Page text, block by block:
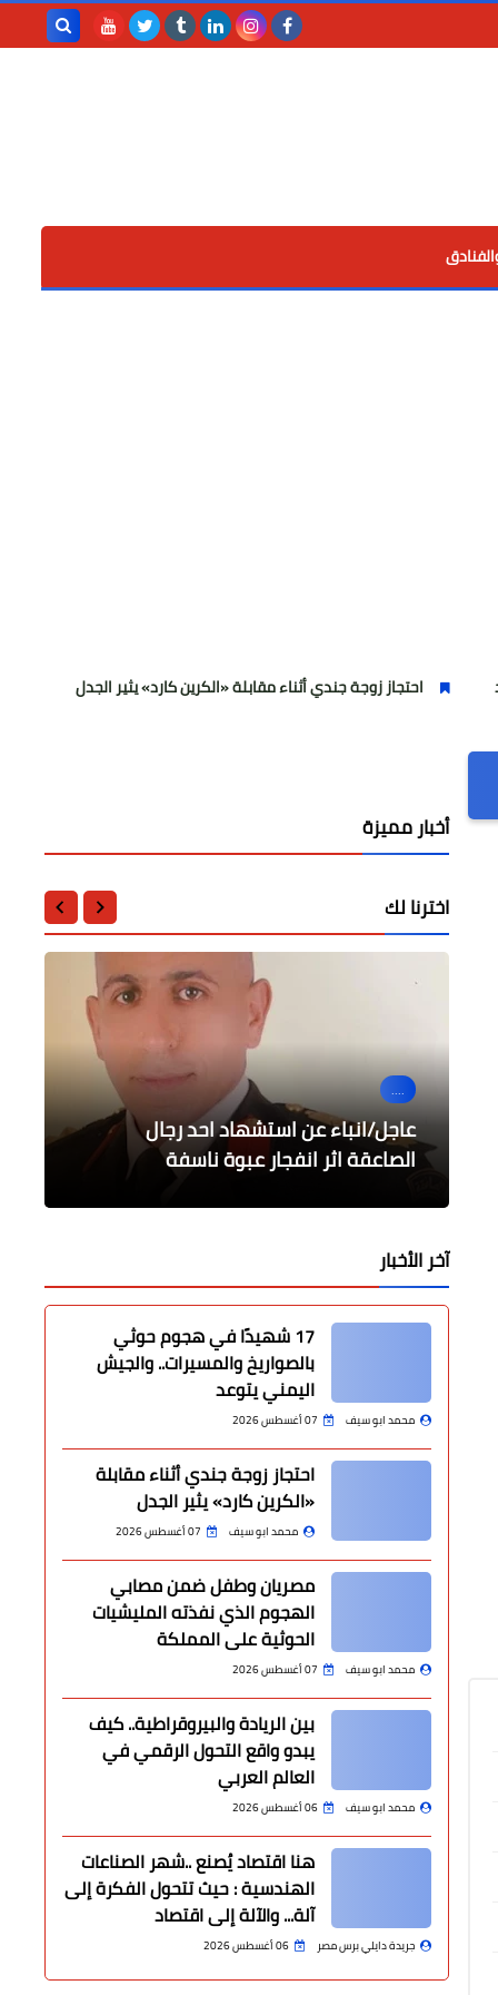
زوجة جندي أثناء مقابلة «الكرين كارد» يثير الجدل مصريان
أخبار مميزة
اخترنا لك
....
شروط الاتحاد المصري لكرة القدم
للموسم الجديد
....
رسمياً الاعلان عن الأندية المشاركة في
بطولات افريقيا
....
عاجل/انباء عن استشهاد احد رجال
الصاعقة اثر انفجار عبوة ناسفة
الرياضة
قائمة الأهلى لمواجهة الإسماعيلى فى
الدورى
الرياضة
الزمالك يتصدر الدوري
آخر الأخبار
17 شهيدًا في هجوم حوثي
بالصواريخ والمسيرات.. والجيش
اليمني يتوعد
محمد ابو سيف 07 أغسطس 2026
احتجاز زوجة جندي أثناء مقابلة
«الكرين كارد» يثير الجدل
محمد ابو سيف 07 أغسطس 2026
مصريان وطفل ضمن مصابي
الهجوم الذي نفذته المليشيات
الحوثية على المملكة
محمد ابو سيف 07 أغسطس 2026
بين الريادة والبيروقراطية.. كيف
يبدو واقع التحول الرقمي في
العالم العربي
محمد ابو سيف 06 أغسطس 2026
هنا اقتصاد يُصنع ..شهر الصناعات
الهندسية : حيث تتحول الفكرة إلى
آلة... والآلة إلى اقتصاد
جريدة دايلي برس مصر 06 أغسطس 2026